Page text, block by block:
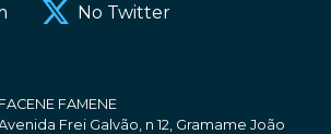
No Twitter
FACENE FAMENE
Frei Galvão, n 12, Gramame João